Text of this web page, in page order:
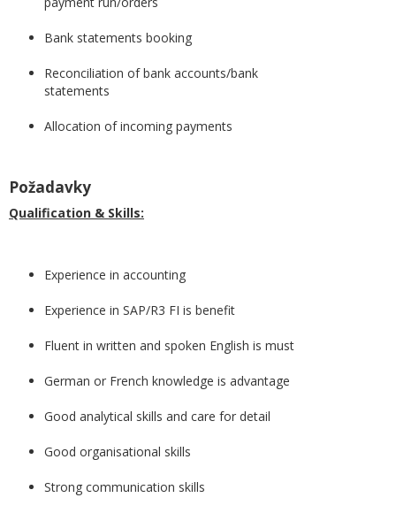
Bank statements booking
Reconciliation of bank accounts/bank
statements
Allocation of incoming payments
Požadavky
Qualification & Skills:
Experience in accounting
Experience in SAP/R3 FI is benefit
Fluent in written and spoken English is must
German or French knowledge is advantage
Good analytical skills and care for detail
Good organisational skills
Strong communication skills